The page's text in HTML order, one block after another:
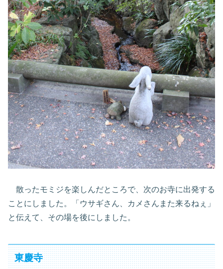
散ったモミジを楽しんだところで、次のお寺に出発する
ことにしました。「ウサギさん、カメさんまた来るねぇ」
と伝えて、その場を後にしました。
東慶寺